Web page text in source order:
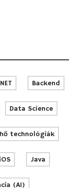
Backend
Data Science
technológiák
iOS Java
(AI)